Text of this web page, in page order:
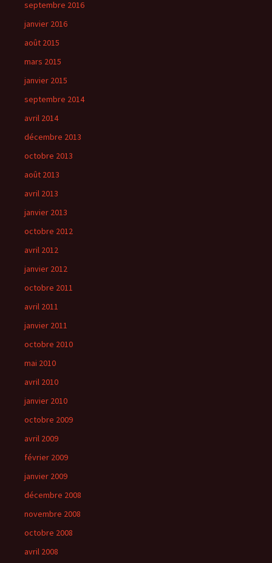
septembre 2016
janvier 2016
août 2015
mars 2015
janvier 2015
septembre 2014
avril 2014
décembre 2013
octobre 2013
août 2013
avril 2013
janvier 2013
octobre 2012
avril 2012
janvier 2012
octobre 2011
avril 2011
janvier 2011
octobre 2010
mai 2010
avril 2010
janvier 2010
octobre 2009
avril 2009
février 2009
janvier 2009
décembre 2008
novembre 2008
octobre 2008
avril 2008